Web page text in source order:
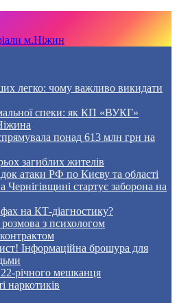
м.Ніжин
легко: чому важливо викидати
спеки: як КП «ВУКГ»
понад 613 млн грн на
загиблих жителів
атаки РФ по Києву та області
Чернігівщині стартує заборона на
на КТ-діагностику?
з психологом
Інформаційна брошура для
річного мешканця
наркотиків